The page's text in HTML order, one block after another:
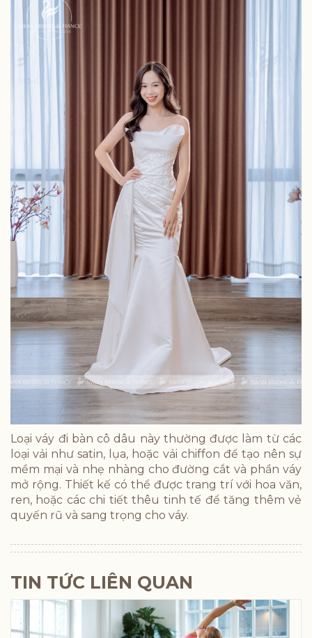
Loại váy đi bàn cô dâu này thường được làm từ các
loại vải như satin, lụa, hoặc vải chiffon để tạo nên sự
mềm mại và nhẹ nhàng cho đường cắt và phần váy
mở rộng. Thiết kế có thể được trang trí với hoa văn,
ren, hoặc các chi tiết thêu tinh tế để tăng thêm vẻ
quyến rũ và sang trọng cho váy.
TIN TỨC LIÊN QUAN